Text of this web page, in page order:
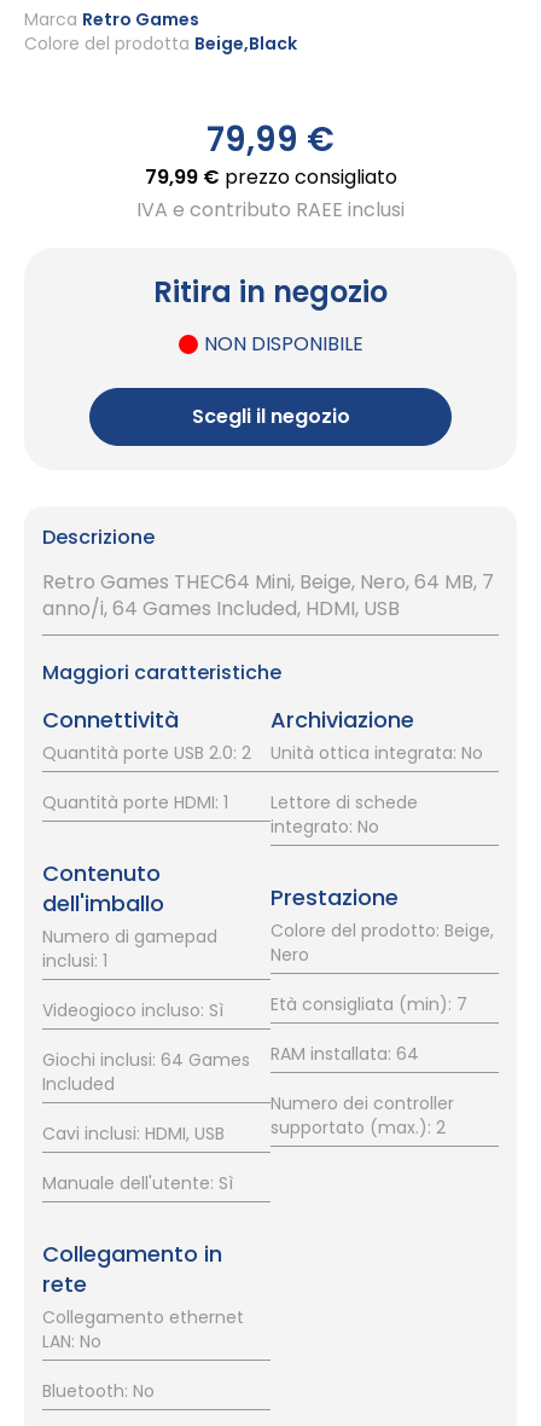
all'inizio
della
79,99 €
79,99 € prezzo consigliato
IVA e contributo RAEE inclusi
Ritira in negozio
NON DISPONIBILE
Scegli il negozio
Marca Retro Games
Colore del prodotto Beige,Black
Descrizione
Retro Games THEC64 Mini, Beige, Nero, 64 MB, 7
anno/i, 64 Games Included, HDMI, USB
Maggiori caratteristiche
Connettività
Quantità porte USB 2.0: 2
Quantità porte HDMI: 1
Contenuto
dell'imballo
Numero di gamepad
inclusi: 1
Videogioco incluso: Sì
Giochi inclusi: 64 Games
Included
Cavi inclusi: HDMI, USB
Manuale dell'utente: Sì
Collegamento in
rete
Collegamento ethernet
LAN: No
Bluetooth: No
Archiviazione
Unità ottica integrata: No
Lettore di schede
integrato: No
Prestazione
Colore del prodotto: Beige,
Nero
Età consigliata (min): 7
RAM installata: 64
Numero dei controller
supportato (max.): 2